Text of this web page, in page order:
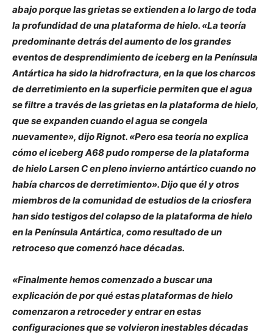
abajo porque las grietas se extienden a lo largo de toda
la profundidad de una plataforma de hielo. «La teoría
predominante detrás del aumento de los grandes
eventos de desprendimiento de iceberg en la Península
Antártica ha sido la hidrofractura, en la que los charcos
de derretimiento en la superficie permiten que el agua
se filtre a través de las grietas en la plataforma de hielo,
que se expanden cuando el agua se congela
nuevamente», dijo Rignot. «Pero esa teoría no explica
cómo el iceberg A68 pudo romperse de la plataforma
de hielo Larsen C en pleno invierno antártico cuando no
había charcos de derretimiento». Dijo que él y otros
miembros de la comunidad de estudios de la criosfera
han sido testigos del colapso de la plataforma de hielo
en la Península Antártica, como resultado de un
retroceso que comenzó hace décadas.
«Finalmente hemos comenzado a buscar una
explicación de por qué estas plataformas de hielo
comenzaron a retroceder y entrar en estas
configuraciones que se volvieron inestables décadas